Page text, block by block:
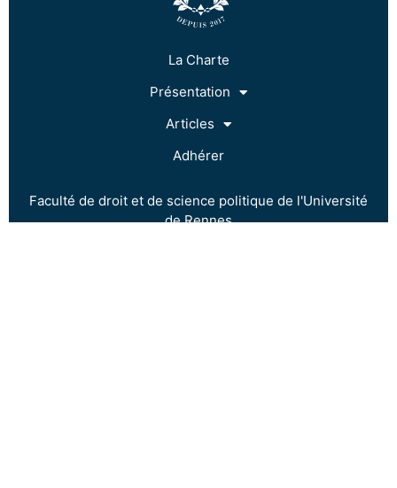
La Charte
Présentation
Articles
Adhérer
Faculté de droit et de science politique de l'Université
de Rennes